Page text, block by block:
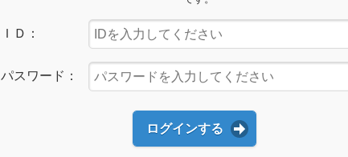
ＩＤ：
パスワード：
ログインする